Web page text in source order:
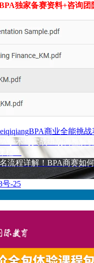
独家备赛资料+咨询团
标
签
BPA商业全能挑战
学术与实战组别调整解
程？
流程详解！BPA商赛如
号-25